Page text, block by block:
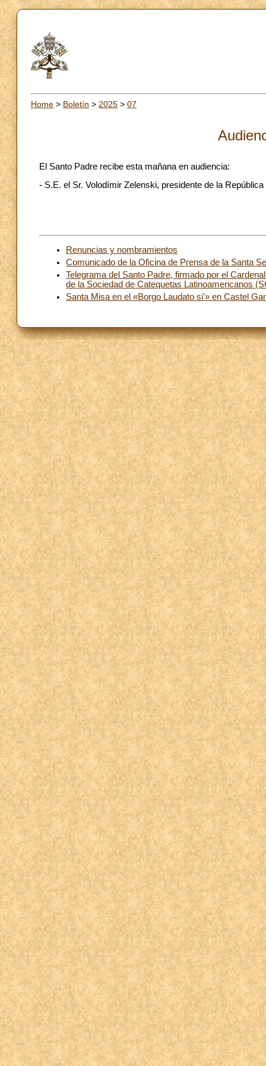
Home > Boletín > 2025 > 07
El Santo Padre recibe esta mañana en audiencia:
- S.E. el Sr. Volodímir Zelenski, presidente de la
Renuncias y nombramientos
Comunicado de la Oficina de Prensa de la Santa
Telegrama del Santo Padre, firmado por el
de la Sociedad de Catequetas Latinoamericanos
Santa Misa en el «Borgo Laudato si'» en Castel